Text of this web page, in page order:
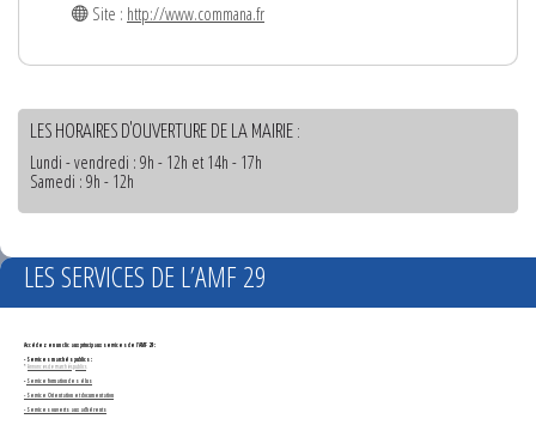
Site : http://www.commana.fr
LES HORAIRES D'OUVERTURE DE LA MAIRIE :
Lundi - vendredi : 9h - 12h et 14h - 17h
Samedi : 9h - 12h
LES SERVICES DE L’AMF 29
Accédez en un clic aux principaux services de l'AMF 29 :
- Services marchés publics :
*Annonces de marchés publics
-Service formation des élus
- Service Orientation et documentation
- Services ouverts aux adhérents